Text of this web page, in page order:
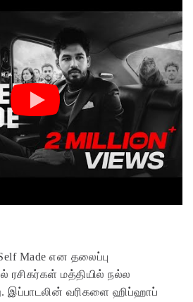
Made என தலைப்பு
மத்தியில் நல்ல
இப்பாடலின் வரிகளை ஹிப்ஹாப்